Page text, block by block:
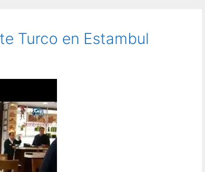
Turco en Estambul